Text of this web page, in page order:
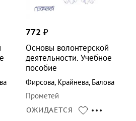
772 ₽
Основы волонтерской
деятельности. Учебное
пособие
Фирсова, Крайнева, Балова
Прометей
ОЖИДАЕТСЯ